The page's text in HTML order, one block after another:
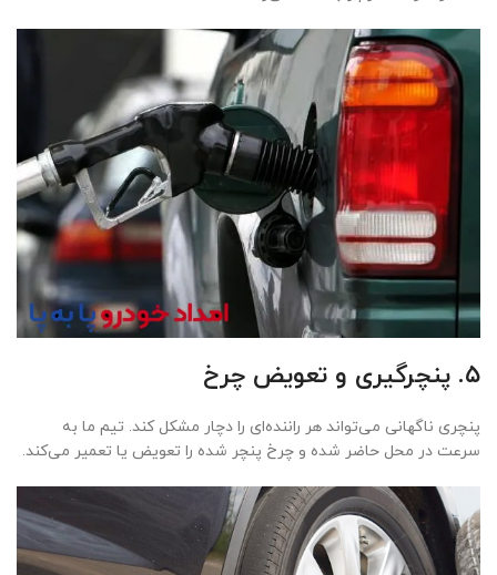
۵. پنچرگیری و تعویض چرخ
پنچری ناگهانی می‌تواند هر راننده‌ای را دچار مشکل کند. تیم ما به
سرعت در محل حاضر شده و چرخ پنچر شده را تعویض یا تعمیر می‌کند.